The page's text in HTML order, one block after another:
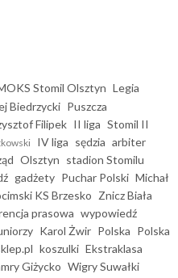
Stomil Olsztyn Legia
Biedrzycki Puszcza
Filipek II liga Stomil II
IV liga sędzia arbiter
Olsztyn stadion Stomilu
gadżety Puchar Polski Michał
KS Brzesko Znicz Biała
prasowa wypowiedź
Karol Żwir Polska Polska
koszulki Ekstraklasa
Giżycko Wigry Suwałki